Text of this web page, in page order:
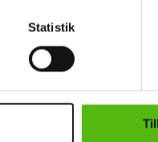
og finansiere relevant
dit besøg på vores
Statistik